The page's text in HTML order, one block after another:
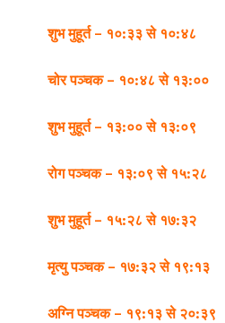
शुभ मुहूर्त – १०:३३ से १०:४८
चोर पञ्चक – १०:४८ से १३:००
शुभ मुहूर्त – १३:०० से १३:०९
रोग पञ्चक – १३:०९ से १५:२८
शुभ मुहूर्त – १५:२८ से १७:३२
मृत्यु पञ्चक – १७:३२ से १९:१३
अग्नि पञ्चक – १९:१३ से २०:३९